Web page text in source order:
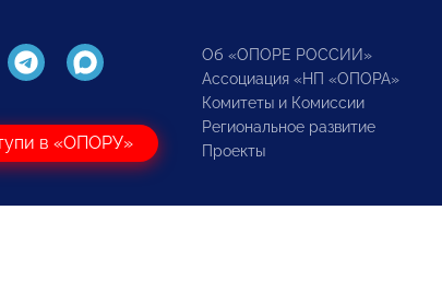
в «ОПОРУ»
Об «ОПОРЕ РОССИИ»
Ассоциация «НП «ОПОРА»
Комитеты и Комиссии
Региональное развитие
Проекты